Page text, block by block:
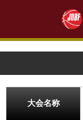
大会名称